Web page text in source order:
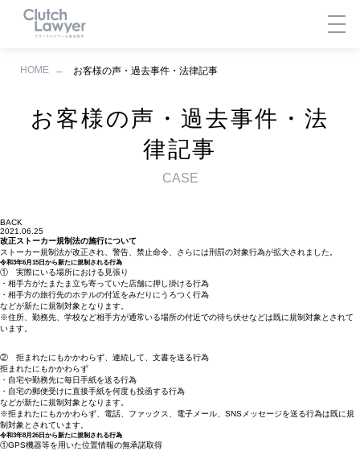
HOME お客様の声・過去事件・法律記事
お客様の声・過去事件・法
律記事
CASE
BACK
2021.06.25
改正ストーカー規制法の施行について
ストーカー規制法が改正され、警告、禁止命令、さらには刑罰の対象行為が拡大されました。
令和3年6月15日から新たに規制される行為
① 実際にいる場所における見張り
・相手方がたまたま立ち寄っていた店舗に押し掛ける行為
・相手方の旅行先のホテルの付近をみだりにうろつく行為
などが新たに規制対象となります。
※住所、勤務先、学校など相手方が通常いる場所の付近での待ち伏せなどは既に規制対象とされて
います。
② 拒まれたにもかかわらず、連続して、文書を送る行為
拒まれたにもかかわらず
・自宅や勤務先に毎日手紙を送る行為
・自宅の郵便受けに直接手紙を何度も投函する行為
などが新たに規制対象となります。
※拒まれたにもかかわらず、電話、ファックス、電子メール、SNSメッセージを送る行為は既に規
制対象とされています。
令和3年8月26日から新たに規制される行為
①GPS機器等を用いた位置情報の無承諾取得